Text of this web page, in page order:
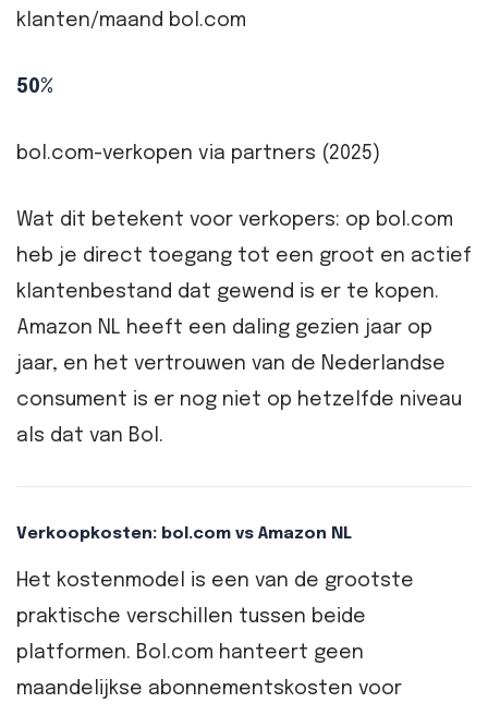
klanten/maand bol.com
50%
bol.com-verkopen via partners (2025)
Wat dit betekent voor verkopers: op bol.com
heb je direct toegang tot een groot en actief
klantenbestand dat gewend is er te kopen.
Amazon NL heeft een daling gezien jaar op
jaar, en het vertrouwen van de Nederlandse
consument is er nog niet op hetzelfde niveau
als dat van Bol.
Verkoopkosten: bol.com vs Amazon NL
Het kostenmodel is een van de grootste
praktische verschillen tussen beide
platformen. Bol.com hanteert geen
maandelijkse abonnementskosten voor